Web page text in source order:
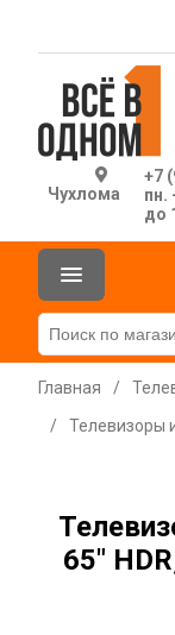
Чухлома
+7
пн.
до
Главная /
/
Телевизоры
65"